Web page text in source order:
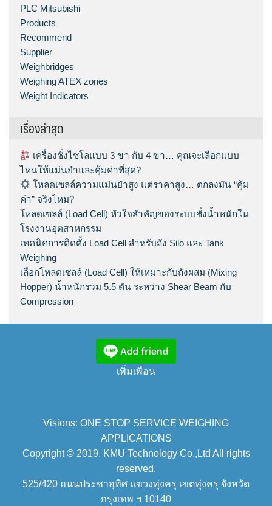
PLC Mitsubishi
Products
Recommend
Supplier
Weighbridges
Weighing ATEX zones
Weight Indicators
เรื่องล่าสุด
เครื่องชั่งไซโลแบบ 3 ขา กับ 4 ขา… คุณจะเลือกแบบ
ไหนให้แม่นยำและคุ้มค่าที่สุด?
โหลดเซลล์ความแม่นยำสูง แต่ราคาสูง… ตกลงมัน “คุ้ม
ค่า” จริงไหม?
โหลดเซลล์ (Load Cell) หัวใจสำคัญของระบบชั่งน้ำหนักใน
โรงงานอุตสาหกรรม
เทคนิคการติดตั้ง Load Cell สำหรับถัง Silo และ Tank
Weighing
เลือกโหลดเซลล์ (Load Cell) ให้เหมาะกับถังผสม (Mixing
Hopper) น้ำหนักรวม 5.5 ตัน ระหว่าง Shear Beam กับ
Compression
เพิ่มเพือน
Visions: ONE STOP SERVICE WEIGHING
APPLICATIONS
Copyright © 2019. KMU Technology Co.,Ltd All rights
reserved.
525/420 ถนนประชาอุทิศ แขวงทุ่งครุ เขตทุ่งครุ จังหวัด
กรุงเทพ ฯ 10140